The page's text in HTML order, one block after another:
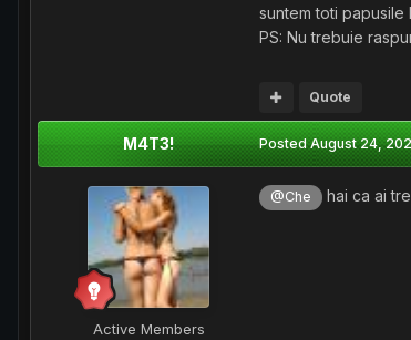
suntem toti papusile
PS: Nu trebuie
Quote
M4T3!
Active Members
PostedAugust 24,
@Che hai ca ai